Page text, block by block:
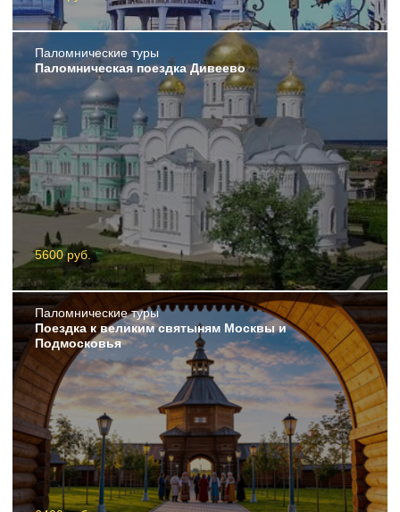
Пaломнические туры
Паломническая поездка Дивеево
5600 руб.
Пaломнические туры
Поездка к великим святыням Москвы и
Подмосковья